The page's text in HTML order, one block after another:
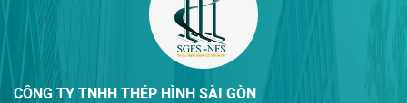
CÔNG TY TNHH THÉP HÌNH SÀI GÒN